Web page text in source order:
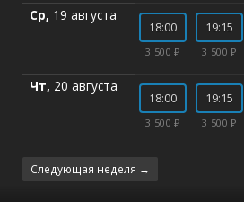
Ср, 19 августа
18:00
3 500 ₽
19:15
3 500 ₽
Чт, 20 августа
18:00
3 500 ₽
19:15
3 500 ₽
Следующая неделя →